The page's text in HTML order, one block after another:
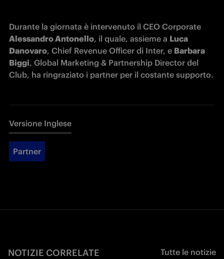
Alessandro Antonello, il quale, assieme a Luca
Danovaro, Chief Revenue Officer di Inter, e Barbara
Biggi, Global Marketing & Partnership Director del
Club, ha ringraziato i partner per il costante supporto.
Versione Inglese
Partner
NOTIZIE CORRELATE Tutte le notizie